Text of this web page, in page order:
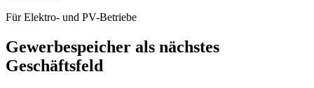
Für Elektro- und PV-Betriebe
Gewerbespeicher als nächstes
Geschäftsfeld